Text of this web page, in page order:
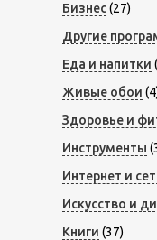
Бизнес(27)
Другие
Еда и напитки
Живые обои
Здоровье и
Инструменты
Интернет и
Искусство и
Книги (37)